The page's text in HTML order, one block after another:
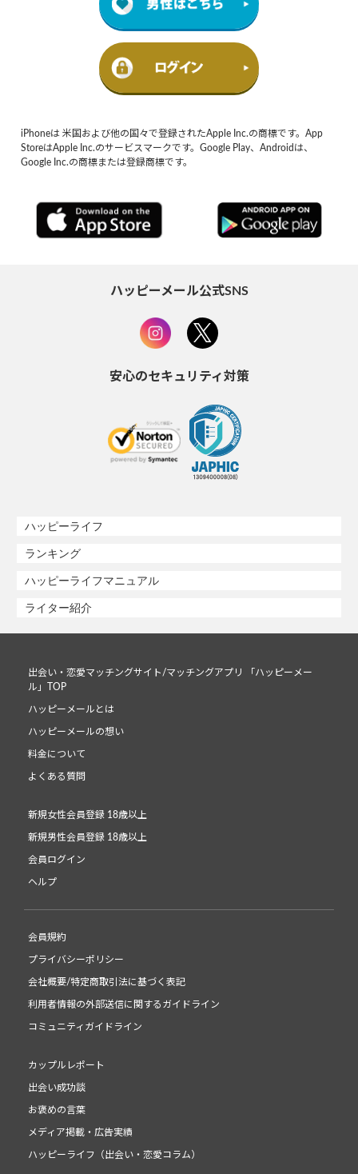
iPhoneは 米国および他の国々で登録されたApple Inc.の商標です。App
StoreはApple Inc.のサービスマークです。Google Play、Androidは、
Google Inc.の商標または登録商標です。
ハッピーメール公式SNS
安心のセキュリティ対策
ハッピーライフ
ランキング
ハッピーライフマニュアル
ライター紹介
出会い・恋愛マッチングサイト/マッチングアプリ 「ハッピーメー
ル」TOP
ハッピーメールとは
ハッピーメールの想い
料金について
よくある質問
新規女性会員登録 18歳以上
新規男性会員登録 18歳以上
会員ログイン
ヘルプ
会員規約
プライバシーポリシー
会社概要/特定商取引法に基づく表記
利用者情報の外部送信に関するガイドライン
コミュニティガイドライン
カップルレポート
出会い成功談
お褒めの言葉
メディア掲載・広告実績
ハッピーライフ（出会い・恋愛コラム）